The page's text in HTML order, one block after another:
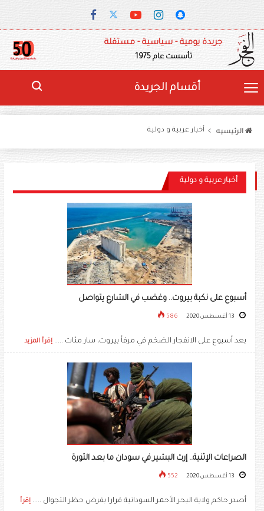
جريدة يومية - سياسية - مستقلة
تأسست عام 1975
أقسام الجريدة
الرئيسيه أخبار عربية و دولية
أخبار عربية و دولية
أسبوع على نكبة بيروت.. وغضب في الشارع يتواصل
586
بعد أسبوع على الانفجار الضخم في مرفأ بيروت، سار مئات ..... إقرأ المزيد
الصراعات الإثنية.. إرث البشير في سودان ما بعد الثورة
552
أصدر حاكم ولاية البحر الأحمر السودانية قرارا بفرض حظر التجوال ..... إقرأ